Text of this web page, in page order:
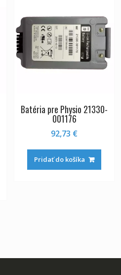
Batéria pre Physio 21330-
001176
92,73 €
Pridať do košíka